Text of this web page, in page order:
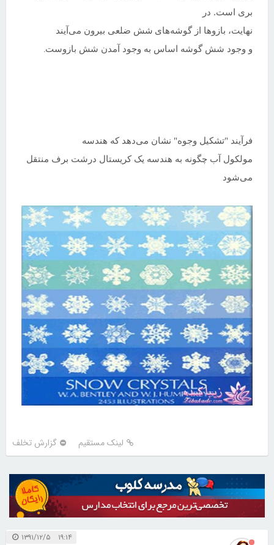
بری است. در
نهایت، بازوها از گوشه‌های شش ضلعی بیرون می‌آیند
و وجود شش گوشه اساس به وجود آمدن شش بازوست.
فرآیند "تشکیل وجوه" نشان می‌دهد که هندسه
مولکول آب چگونه به هندسه یک کریستال درشت برف منتقل
می‌شود
لینک مستقیم گزارش تخلف
۱۹:۱۴ ۱۳۹۱/۱۲/۵